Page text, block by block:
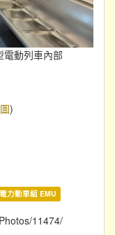
電動列車內部
)
電力動車組 EMU
11474/